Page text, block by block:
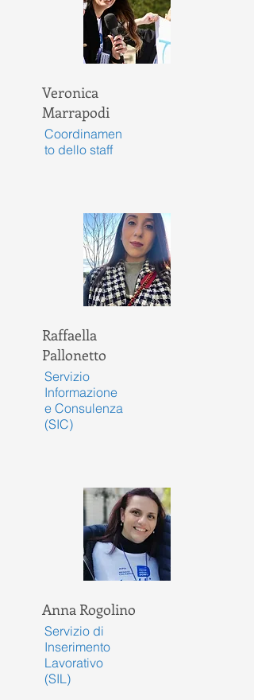
Veronica
Marrapodi
Coordinamen
to dello staff
Raffaella
Pallonetto
Servizio
Informazione
e Consulenza
(SIC)
Anna Rogolino
Servizio di
Inserimento
Lavorativo
(SIL)